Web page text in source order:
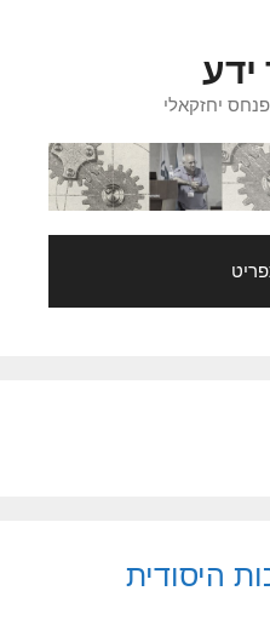
ידע
יחזקאלי
היסודית